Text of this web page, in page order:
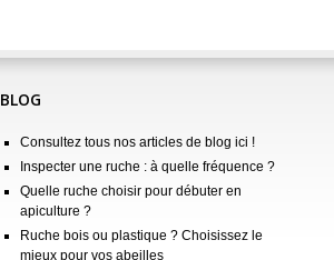
BLOG
Consultez tous nos articles de blog ici !
Inspecter une ruche : à quelle fréquence ?
Quelle ruche choisir pour débuter en
apiculture ?
Ruche bois ou plastique ? Choisissez le
mieux pour vos abeilles